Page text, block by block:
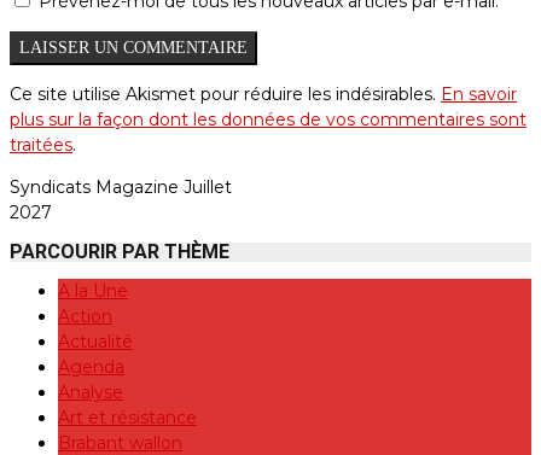
Ce site utilise Akismet pour réduire les indésirables. En savoir
plus sur la façon dont les données de vos commentaires sont
traitées.
Syndicats Magazine Juillet
2027
PARCOURIR PAR THÈME
A la Une
Action
Actualité
Agenda
Analyse
Art et résistance
Brabant wallon